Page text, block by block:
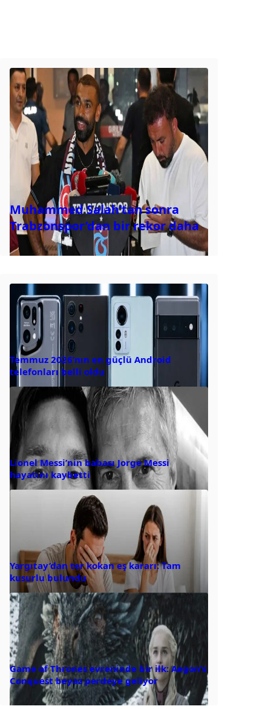
Muhammed Salah’tan sonra
Trabzonspor’dan bir rekor daha
Temmuz 2026’nın en güçlü Android
telefonları belli oldu
Lionel Messi’nin babası Jorge Messi
hayatını kaybetti
Yargıtay’dan ter kokan eş kararı: Tam
kusurlu bulundu
Game of Thrones evreninde bir ilk: Aegon’s
Conquest beyaz perdeye geliyor